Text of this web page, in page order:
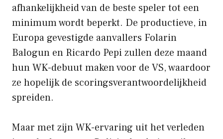
afhankelijkheid van de beste speler tot een
minimum wordt beperkt. De productieve, in
Europa gevestigde aanvallers Folarin
Balogun en Ricardo Pepi zullen deze maand
hun WK-debuut maken voor de VS, waardoor
ze hopelijk de scoringsverantwoordelijkheid
spreiden.
Maar met zijn WK-ervaring uit het verleden